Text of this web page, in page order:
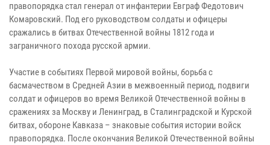
правопорядка стал генерал от инфантерии Евграф Федотович
Комаровский. Под его руководством солдаты и офицеры
сражались в битвах Отечественной войны 1812 года и
заграничного похода русской армии.
Участие в событиях Первой мировой войны, борьба с
басмачеством в Средней Азии в межвоенный период, подвиги
солдат и офицеров во время Великой Отечественной войны в
сражениях за Москву и Ленинград, в Сталинградской и Курской
битвах, обороне Кавказа – знаковые события истории войск
правопорядка. После окончания Великой Отечественной войны